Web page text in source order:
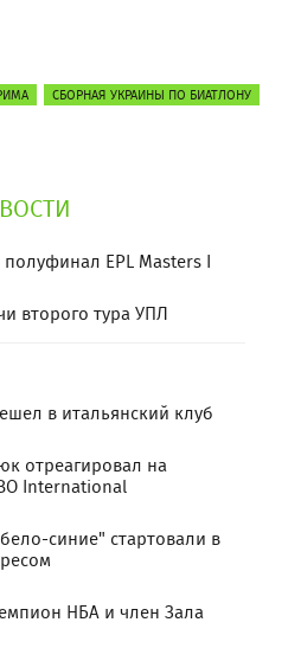
СБОРНАЯ УКРАИНЫ ПО БИАТЛОНУ
EPL Masters I
второго тура УПЛ
в итальянский клуб
отреагировал на
International
синие" стартовали в
НБА и член Зала